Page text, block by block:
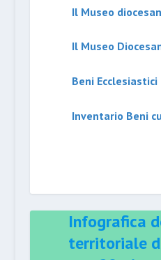
Il Museo
Il Museo
Beni Ecclesiastici
Inventario Beni
Infografica
territoriale